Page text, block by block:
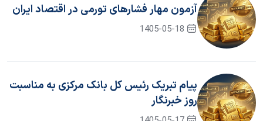
آزمون مهار فشار‌های تورمی در اقتصاد ایران
1405-05-18
پیام تبریک رئیس کل بانک مرکزی به مناسبت
روز خبرنگار